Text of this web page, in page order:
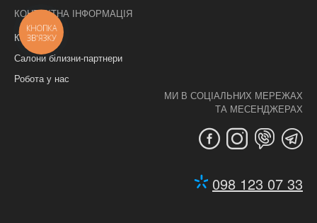
КОНТАКТНА ІНФОРМАЦІЯ
Контакти
Салони білизни-партнери
Робота у нас
МИ В СОЦІАЛЬНИХ МЕРЕЖАХ
ТА МЕСЕНДЖЕРАХ
098 123 07 33
КНОПКА
ЗВ'ЯЗКУ